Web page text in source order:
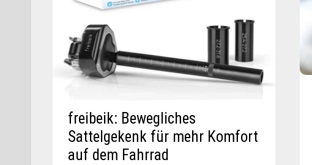
freibeik: Bewegliches
Sattelgekenk für mehr Komfort
auf dem Fahrrad